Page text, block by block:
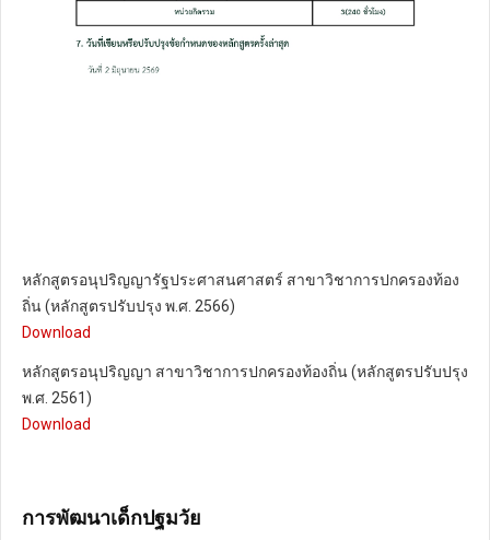
หลักสูตรอนุปริญญารัฐประศาสนศาสตร์ สาขาวิชาการปกครองท้อง
ถิ่น (หลักสูตรปรับปรุง พ.ศ. 2566)
Download
หลักสูตรอนุปริญญา สาขาวิชาการปกครองท้องถิ่น (หลักสูตรปรับปรุง
พ.ศ. 2561)
Download
การพัฒนาเด็กปฐมวัย